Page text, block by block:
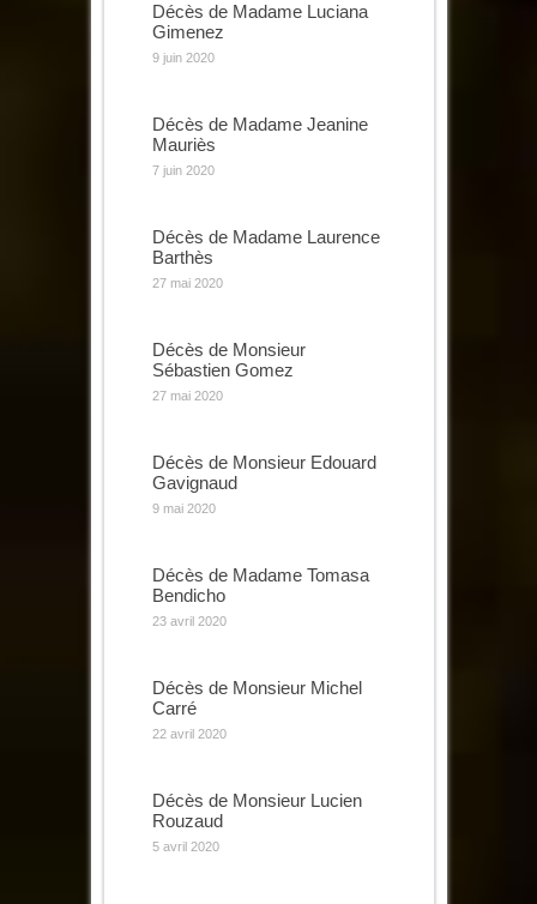
Décès de Madame Luciana
Gimenez
9 juin 2020
Décès de Madame Jeanine
Mauriès
7 juin 2020
Décès de Madame Laurence
Barthès
27 mai 2020
Décès de Monsieur
Sébastien Gomez
27 mai 2020
Décès de Monsieur Edouard
Gavignaud
9 mai 2020
Décès de Madame Tomasa
Bendicho
23 avril 2020
Décès de Monsieur Michel
Carré
22 avril 2020
Décès de Monsieur Lucien
Rouzaud
5 avril 2020